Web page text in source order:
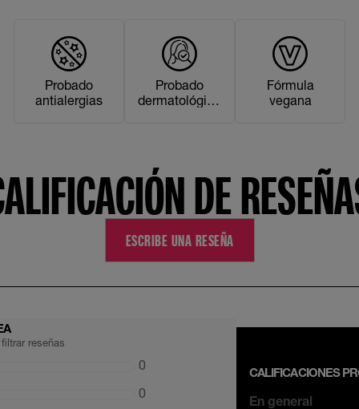
Probado
antialergias
Probado
dermatológica
Fórmula
vegana
DE
ESCRIBE UNA RESEÑA
reseñas
0
0
CALIFICACIONES
En general